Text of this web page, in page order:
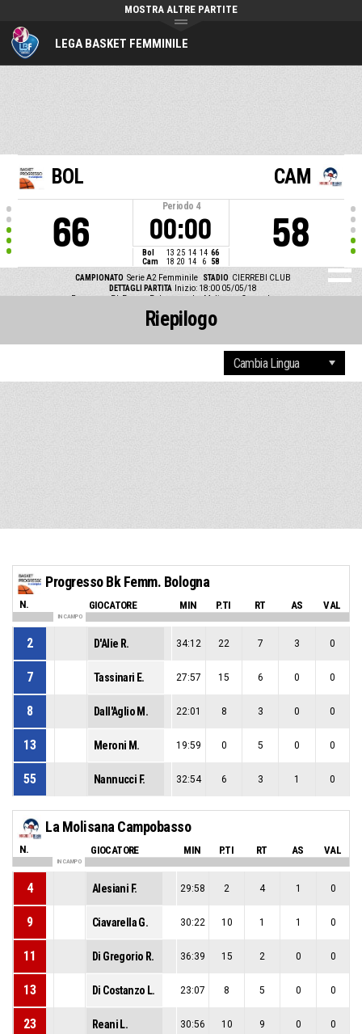
LEGA BASKET FEMMINILE
MOSTRA ALTRE PARTITE
BOL
66
Periodo 4
00:00
Bol 13 25 14 14 66
Cam
18 20 14 6 58
CAM
58
CAMPIONATO Serie A2 Femminile STADIO CIERREBI CLUB
DETTAGLI PARTITA
Inizio: 18:00 05/05/18
Progresso Bk Femm. Bologna vs La Molisana Campobasso
Riepilogo
Progresso Bk Femm. Bologna
N. GIOCATORE MIN P.TI RT AS VAL
IN CAMPO
2 D'Alie R. 34:12 22 7 3 0
7 Tassinari E. 27:57 15 6 0 0
8 Dall'Aglio M. 22:01 8 3 0 0
13 Meroni M. 19:59 0 5 0 0
55 Nannucci F. 32:54 6 3 1 0
La Molisana Campobasso
N. GIOCATORE MIN P.TI RT AS VAL
IN CAMPO
4 Alesiani F. 29:58 2 4 1 0
9 Ciavarella G. 30:22 10 1 1 0
11 Di Gregorio R. 36:39 15 2 0 0
13 Di Costanzo L. 23:07 8 5 0 0
23 Reani L. 30:56 10 9 0 0